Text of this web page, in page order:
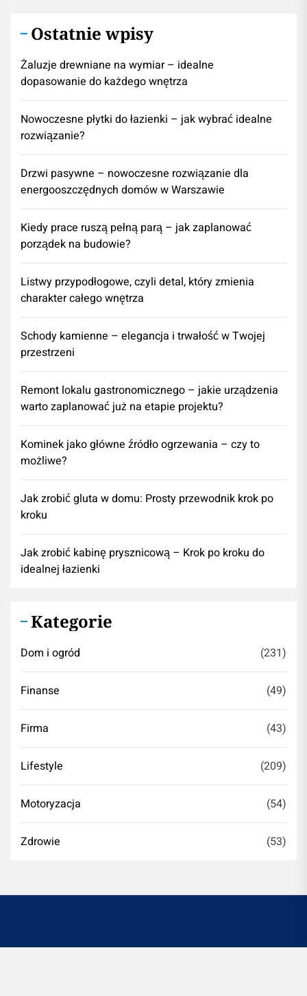
Ostatnie wpisy
Żaluzje drewniane na wymiar – idealne
dopasowanie do każdego wnętrza
Nowoczesne płytki do łazienki – jak wybrać idealne
rozwiązanie?
Drzwi pasywne – nowoczesne rozwiązanie dla
energooszczędnych domów w Warszawie
Kiedy prace ruszą pełną parą – jak zaplanować
porządek na budowie?
Listwy przypodłogowe, czyli detal, który zmienia
charakter całego wnętrza
Schody kamienne – elegancja i trwałość w Twojej
przestrzeni
​Remont lokalu gastronomicznego – jakie urządzenia
warto zaplanować już na etapie projektu?
Kominek jako główne źródło ogrzewania – czy to
możliwe?
Jak zrobić gluta w domu: Prosty przewodnik krok po
kroku
Jak zrobić kabinę prysznicową – Krok po kroku do
idealnej łazienki
Kategorie
Dom i ogród (231)
Finanse (49)
Firma (43)
Lifestyle (209)
Motoryzacja (54)
Zdrowie (53)